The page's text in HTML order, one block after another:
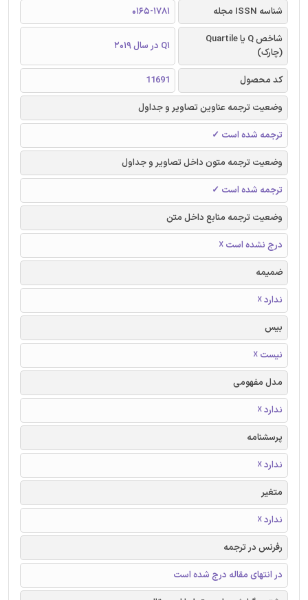
شناسه ISSN مجله
0165-1781
شاخص Q یا Quartile
(چارک)
Q1 در سال 2019
کد محصول
11691
وضعیت ترجمه عناوین تصاویر و جداول
ترجمه شده است ✓
وضعیت ترجمه متون داخل تصاویر و جداول
ترجمه شده است ✓
وضعیت ترجمه منابع داخل متن
درج نشده است ☓
ضمیمه
ندارد ☓
بیس
نیست ☓
مدل مفهومی
ندارد ☓
پرسشنامه
ندارد ☓
متغیر
ندارد ☓
رفرنس در ترجمه
در انتهای مقاله درج شده است